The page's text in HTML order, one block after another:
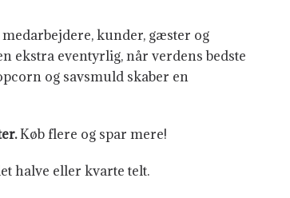
kunder, gæster og
ekstra eventyrlig, når verdens bedste
og savsmuld skaber en
Køb flere og spar mere!
halve eller kvarte telt.